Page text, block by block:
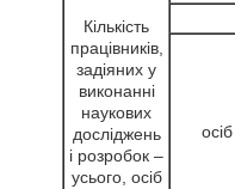
Кількість
працівників,
задіяних у
виконанні
наукових
досліджень
і розробок –
усього, осіб
осіб